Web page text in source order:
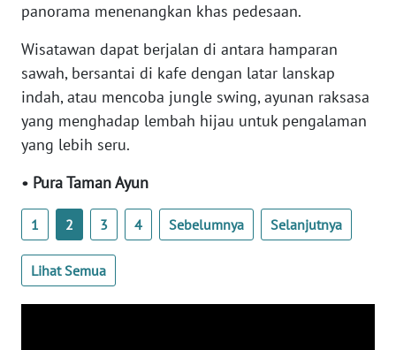
panorama menenangkan khas pedesaan.
Wisatawan dapat berjalan di antara hamparan
sawah, bersantai di kafe dengan latar lanskap
indah, atau mencoba jungle swing, ayunan raksasa
yang menghadap lembah hijau untuk pengalaman
yang lebih seru.
• Pura Taman Ayun
1 2 3 4 Sebelumnya Selanjutnya
Lihat Semua
PAPUA
WN
PAPUA
BARAT
WN
RIAU
WN
SERAMBI
WN